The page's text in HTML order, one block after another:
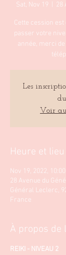
Sat, Nov 19 28
Cette cession
passer votre
année, merci
Les
Voir
Heure et lieu
Nov 19, 2022,
28 Avenue du
Général Leclerc,
France
À propos de
REIKI - NIVEAU 2